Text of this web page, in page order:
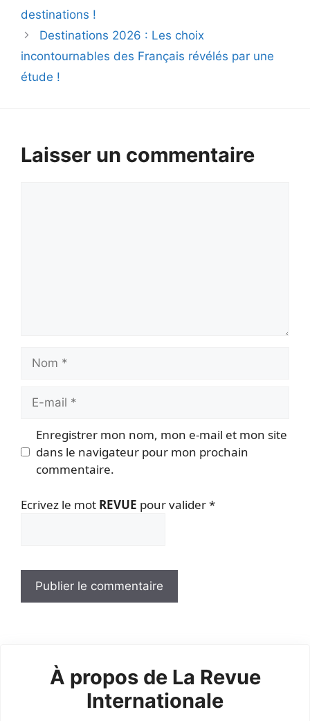
destinations !
Destinations 2026 : Les choix
incontournables des Français révélés par une
étude !
Laisser un commentaire
Nom
Enregistrer mon nom, mon e-mail et mon site
dans le navigateur pour mon prochain
commentaire.
Ecrivez le mot REVUE pour valider*
À propos de La Revue
Internationale